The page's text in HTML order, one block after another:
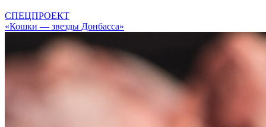
СПЕЦПРОЕКТ
«Кошки — звезды Донбасса»